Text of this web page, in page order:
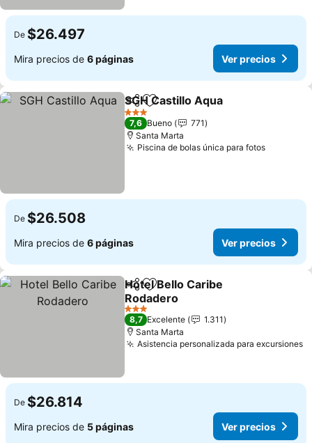
De $26.497
Mira precios de 6 páginas Ver precios
CompartirAgregar a favoritos
SGH Castillo Aqua
3 Estrellas
7,6 Bueno
771
Santa Marta
Piscina de bolas única para fotos
De $26.508
Mira precios de 6 páginas Ver precios
CompartirAgregar a favoritos
Hotel Bello Caribe
Rodadero
3 Estrellas
8,7 Excelente
1.311
Santa Marta
Asistencia personalizada para excursiones
De $26.814
Mira precios de 5 páginas Ver precios